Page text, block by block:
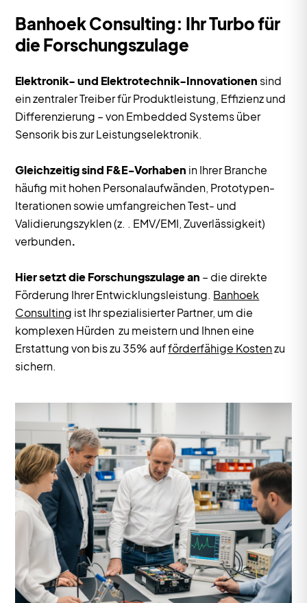
Banhoek Consulting: Ihr Turbo für
die Forschungszulage
Elektronik- und Elektrotechnik-Innovationen sind
ein zentraler Treiber für Produktleistung, Effizienz und
Differenzierung – von Embedded Systems über
Sensorik bis zur Leistungselektronik.
Gleichzeitig sind F&E‑Vorhaben in Ihrer Branche
häufig mit hohen Personalaufwänden, Prototypen-
Iterationen sowie umfangreichen Test- und
Validierungszyklen (z. . EMV/EMI, Zuverlässigkeit)
verbunden.
Hier setzt die Forschungszulage an – die direkte
Förderung Ihrer Entwicklungsleistung. Banhoek
Consulting ist Ihr spezialisierter Partner, um die
komplexen Hürden zu meistern und Ihnen eine
Erstattung von bis zu 35% aufförderfähige Kostenzu
sichern.